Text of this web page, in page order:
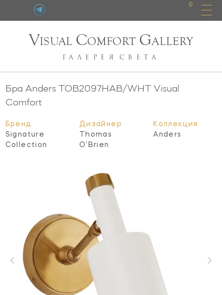
0
VISUAL COMFORT GALLERY
ГАЛЕРЕЯ СВЕТА
Бра Anders TOB2097HAB/WHTVisual
Comfort
Бренд
Signature
Collection
Дизайнер
Thomas
O'Brien
Коллекция
Anders